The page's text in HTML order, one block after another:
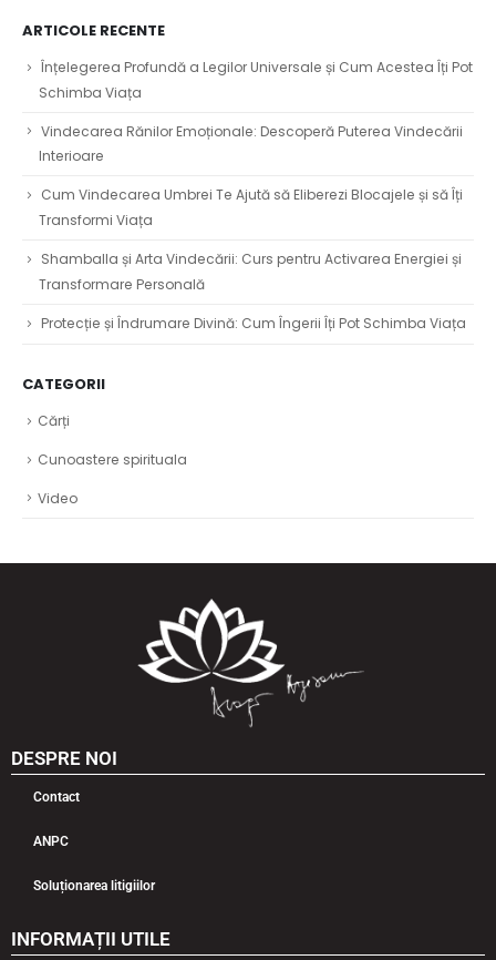
ARTICOLE RECENTE
Înțelegerea Profundă a Legilor Universale și Cum Acestea Îți Pot
Schimba Viața
Vindecarea Rănilor Emoționale: Descoperă Puterea Vindecării
Interioare
Cum Vindecarea Umbrei Te Ajută să Eliberezi Blocajele și să Îți
Transformi Viața
Shamballa și Arta Vindecării: Curs pentru Activarea Energiei și
Transformare Personală
Protecție și Îndrumare Divină: Cum Îngerii Îți Pot Schimba Viața
CATEGORII
Cărți
Cunoastere spirituala
Video
DESPRE NOI
Contact
ANPC
Soluționarea litigiilor
INFORMAȚII UTILE